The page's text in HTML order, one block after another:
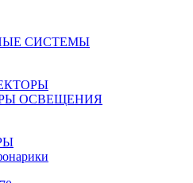
СИСТЕМЫ
ОСВЕЩЕНИЯ